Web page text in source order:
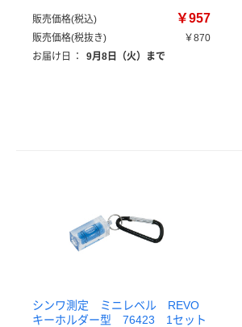
販売価格(税込) ￥957
販売価格(税抜き)
￥870
お届け日
： 9月8日（火）まで
シンワ測定 ミニレベル REVO
キーホルダー型 76423 1セット